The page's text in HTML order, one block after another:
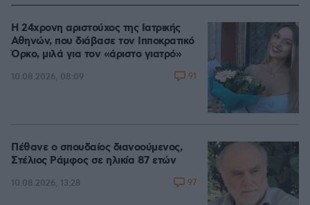
Η 24χρονη αριστούχος της Ιατρικής
Αθηνών, που διάβασε τον Ιπποκρατικό
Όρκο, μιλά για τον «άριστο γιατρό»
10.08.2026, 08:09 91
Πέθανε ο σπουδαίος διανοούμενος,
Στέλιος Ράμφος σε ηλικία 87 ετών
10.08.2026, 13:28 97